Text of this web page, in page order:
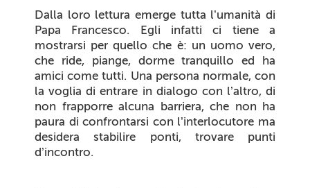
Dalla loro lettura emerge tutta l’umanità di
Papa Francesco. Egli infatti ci tiene a
mostrarsi per quello che è: un uomo vero,
che ride, piange, dorme tranquillo ed ha
amici come tutti. Una persona normale, con
la voglia di entrare in dialogo con l’altro, di
non frapporre alcuna barriera, che non ha
paura di confrontarsi con l’interlocutore ma
desidera stabilire ponti, trovare punti
d’incontro.